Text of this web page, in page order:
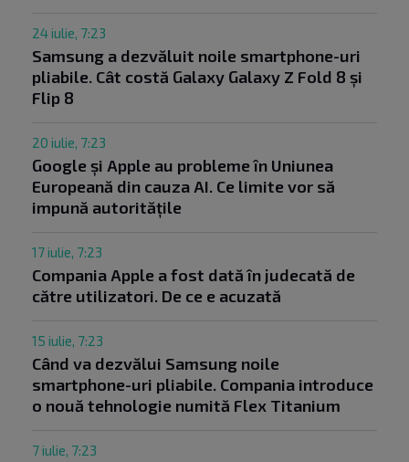
24 iulie, 7:23
Samsung a dezvăluit noile smartphone-uri
pliabile. Cât costă Galaxy Galaxy Z Fold 8 și
Flip 8
20 iulie, 7:23
Google și Apple au probleme în Uniunea
Europeană din cauza AI. Ce limite vor să
impună autoritățile
17 iulie, 7:23
Compania Apple a fost dată în judecată de
către utilizatori. De ce e acuzată
15 iulie, 7:23
Când va dezvălui Samsung noile
smartphone-uri pliabile. Compania introduce
o nouă tehnologie numită Flex Titanium
7 iulie, 7:23